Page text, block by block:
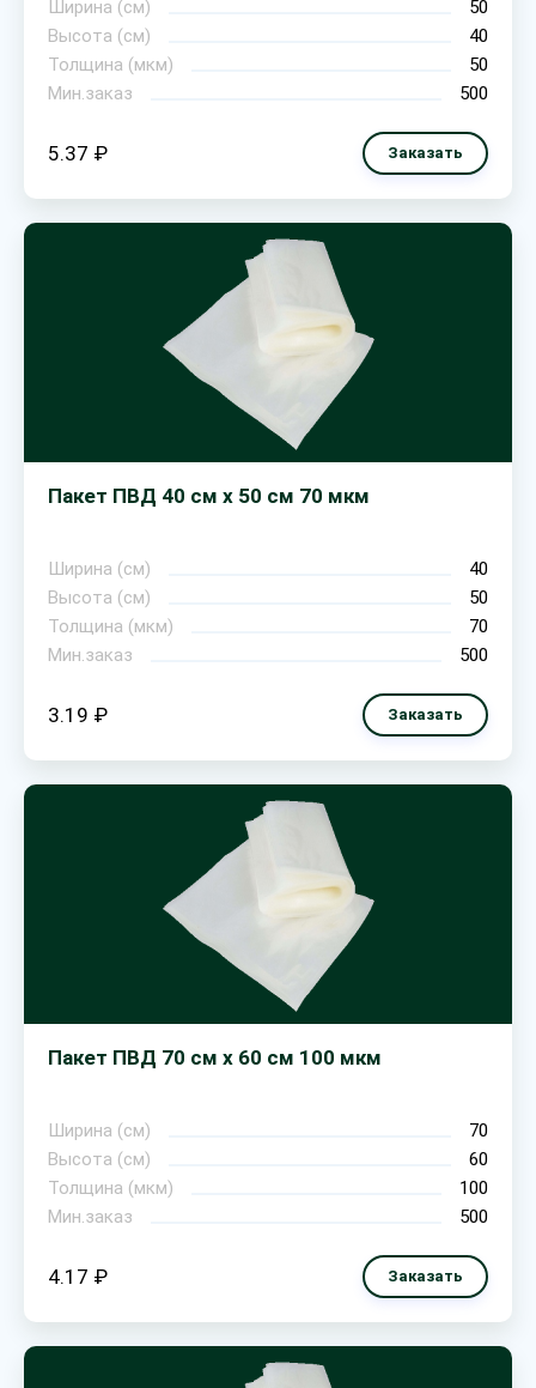
Ширина (см)
50
Высота (см)
40
Толщина (мкм)
50
Мин.заказ
500
5.37 ₽ Заказать
Пакет ПВД 40 см х 50 см 70 мкм
Ширина (см)
40
Высота (см)
50
Толщина (мкм)
70
Мин.заказ
500
3.19 ₽ Заказать
Пакет ПВД 70 см х 60 см 100 мкм
Ширина (см)
70
Высота (см)
60
Толщина (мкм)
100
Мин.заказ
500
4.17 ₽ Заказать